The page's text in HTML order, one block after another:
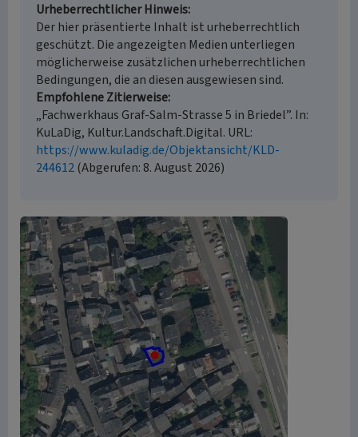
Urheberrechtlicher Hinweis
Der hier präsentierte Inhalt ist urheberrechtlich
geschützt. Die angezeigten Medien unterliegen
möglicherweise zusätzlichen urheberrechtlichen
Bedingungen, die an diesen ausgewiesen sind.
Empfohlene Zitierweise
„Fachwerkhaus Graf-Salm-Strasse 5 in Briedel”. In:
KuLaDig, Kultur.Landschaft.Digital. URL:
https://www.kuladig.de/Objektansicht/KLD-
244612(Abgerufen: 8. August 2026)